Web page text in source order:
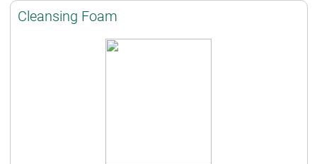
Cleansing Foam